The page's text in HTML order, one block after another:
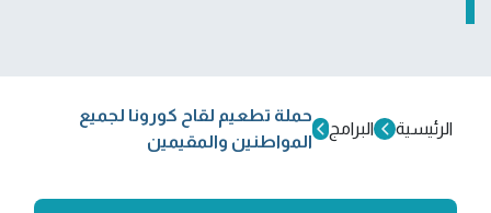
الرئيسية البرامج
حملة تطعيم لقاح كورونا لجميع
المواطنين والمقيمين